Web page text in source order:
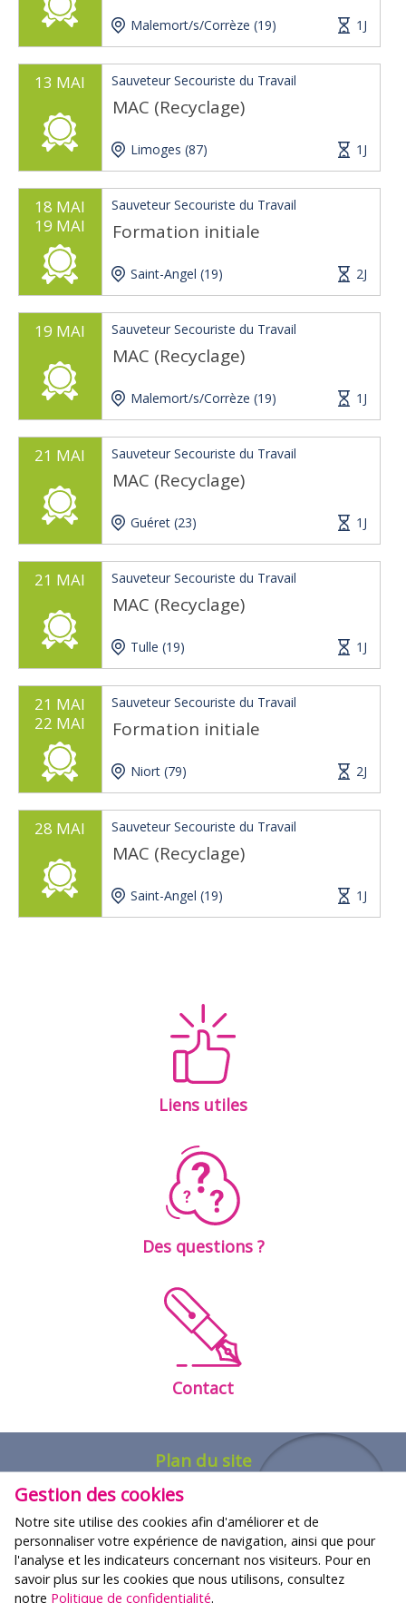
Malemort/s/Corrèze (19) 1J
13 MAI Sauveteur Secouriste du Travail
MAC (Recyclage)
Limoges (87) 1J
18 MAI
19 MAI
Sauveteur Secouriste du Travail
Formation initiale
Saint-Angel (19) 2J
19 MAI Sauveteur Secouriste du Travail
MAC (Recyclage)
Malemort/s/Corrèze (19) 1J
21 MAI Sauveteur Secouriste du Travail
MAC (Recyclage)
Guéret (23) 1J
21 MAI Sauveteur Secouriste du Travail
MAC (Recyclage)
Tulle (19) 1J
21 MAI
22 MAI
Sauveteur Secouriste du Travail
Formation initiale
Niort (79) 2J
28 MAI Sauveteur Secouriste du Travail
MAC (Recyclage)
Saint-Angel (19) 1J
Liens utiles
Des questions ?
Contact
Plan du site
FORMATIONS
Nos offres
Agenda des formations
Gestion des cookies
Notre site utilise des cookies afin d'améliorer et de
personnaliser votre expérience de navigation, ainsi que pour
l'analyse et les indicateurs concernant nos visiteurs. Pour en
savoir plus sur les cookies que nous utilisons, consultez
notre Politique de confidentialité.